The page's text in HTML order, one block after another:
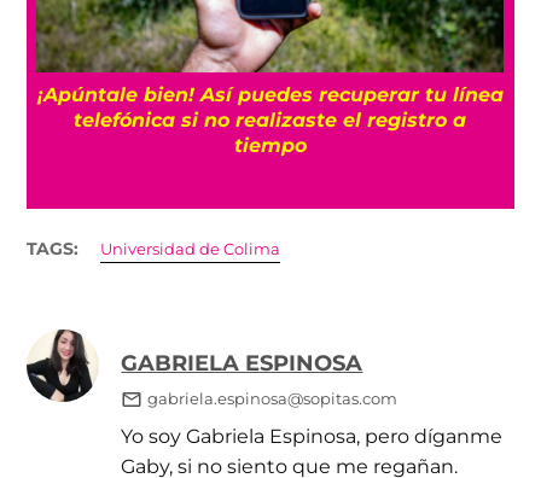
¡Apúntale bien! Así puedes recuperar tu línea
telefónica si no realizaste el registro a
tiempo
TAGS: Universidad de Colima
GABRIELA ESPINOSA
gabriela.espinosa@sopitas.com
Yo soy Gabriela Espinosa, pero díganme
Gaby, si no siento que me regañan.